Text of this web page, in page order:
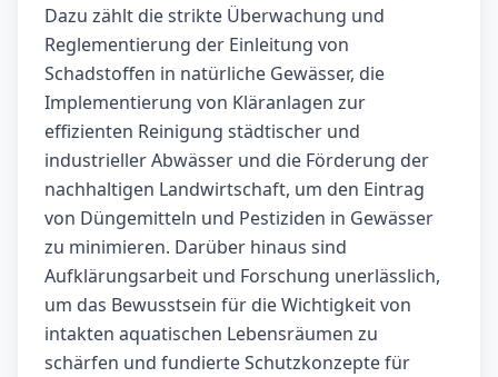
Dazu zählt die strikte Überwachung und
Reglementierung der Einleitung von
Schadstoffen in natürliche Gewässer, die
Implementierung von Kläranlagen zur
effizienten Reinigung städtischer und
industrieller Abwässer und die Förderung der
nachhaltigen Landwirtschaft, um den Eintrag
von Düngemitteln und Pestiziden in Gewässer
zu minimieren. Darüber hinaus sind
Aufklärungsarbeit und Forschung unerlässlich,
um das Bewusstsein für die Wichtigkeit von
intakten aquatischen Lebensräumen zu
schärfen und fundierte Schutzkonzepte für